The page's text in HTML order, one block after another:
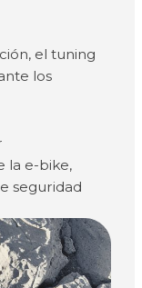
el tuning
los
la e-bike,
seguridad